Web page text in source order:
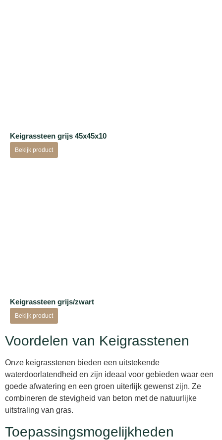
Keigrassteen grijs 45x45x10
Bekijk product
Keigrassteen grijs/zwart
Bekijk product
Voordelen van Keigrasstenen
Onze keigrasstenen bieden een uitstekende
waterdoorlatendheid en zijn ideaal voor gebieden waar een
goede afwatering en een groen uiterlijk gewenst zijn. Ze
combineren de stevigheid van beton met de natuurlijke
uitstraling van gras.
Toepassingsmogelijkheden